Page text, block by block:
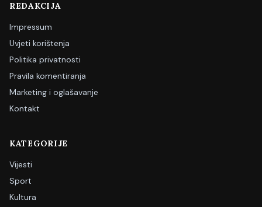
REDAKCIJA
Impressum
Uvjeti korištenja
Politika privatnosti
Pravila komentiranja
Marketing i oglašavanje
Kontakt
KATEGORIJE
Vijesti
Sport
Kultura